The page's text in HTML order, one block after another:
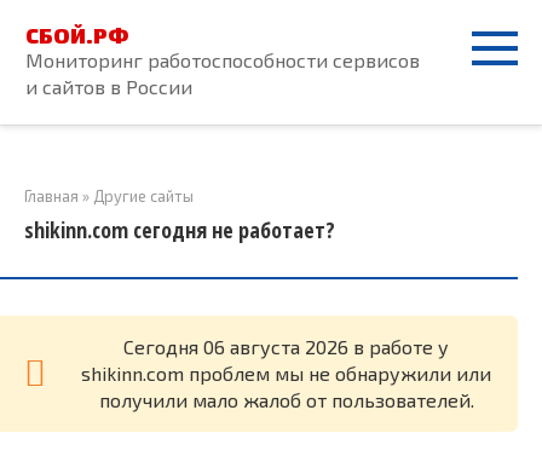
контенту
СБОЙ.РФ
Мониторинг работоспособности сервисов
и сайтов в России
Главная » Другие сайты
shikinn.com сегодня не работает?
Cегодня 06 августа 2026 в работе у
shikinn.com проблем мы не обнаружили или
получили мало жалоб от пользователей.